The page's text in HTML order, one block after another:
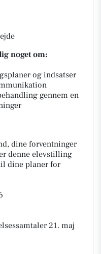
noget om:
og indsatser
gennem en
dine forventninger
denne elevstilling
dine planer for
21. maj